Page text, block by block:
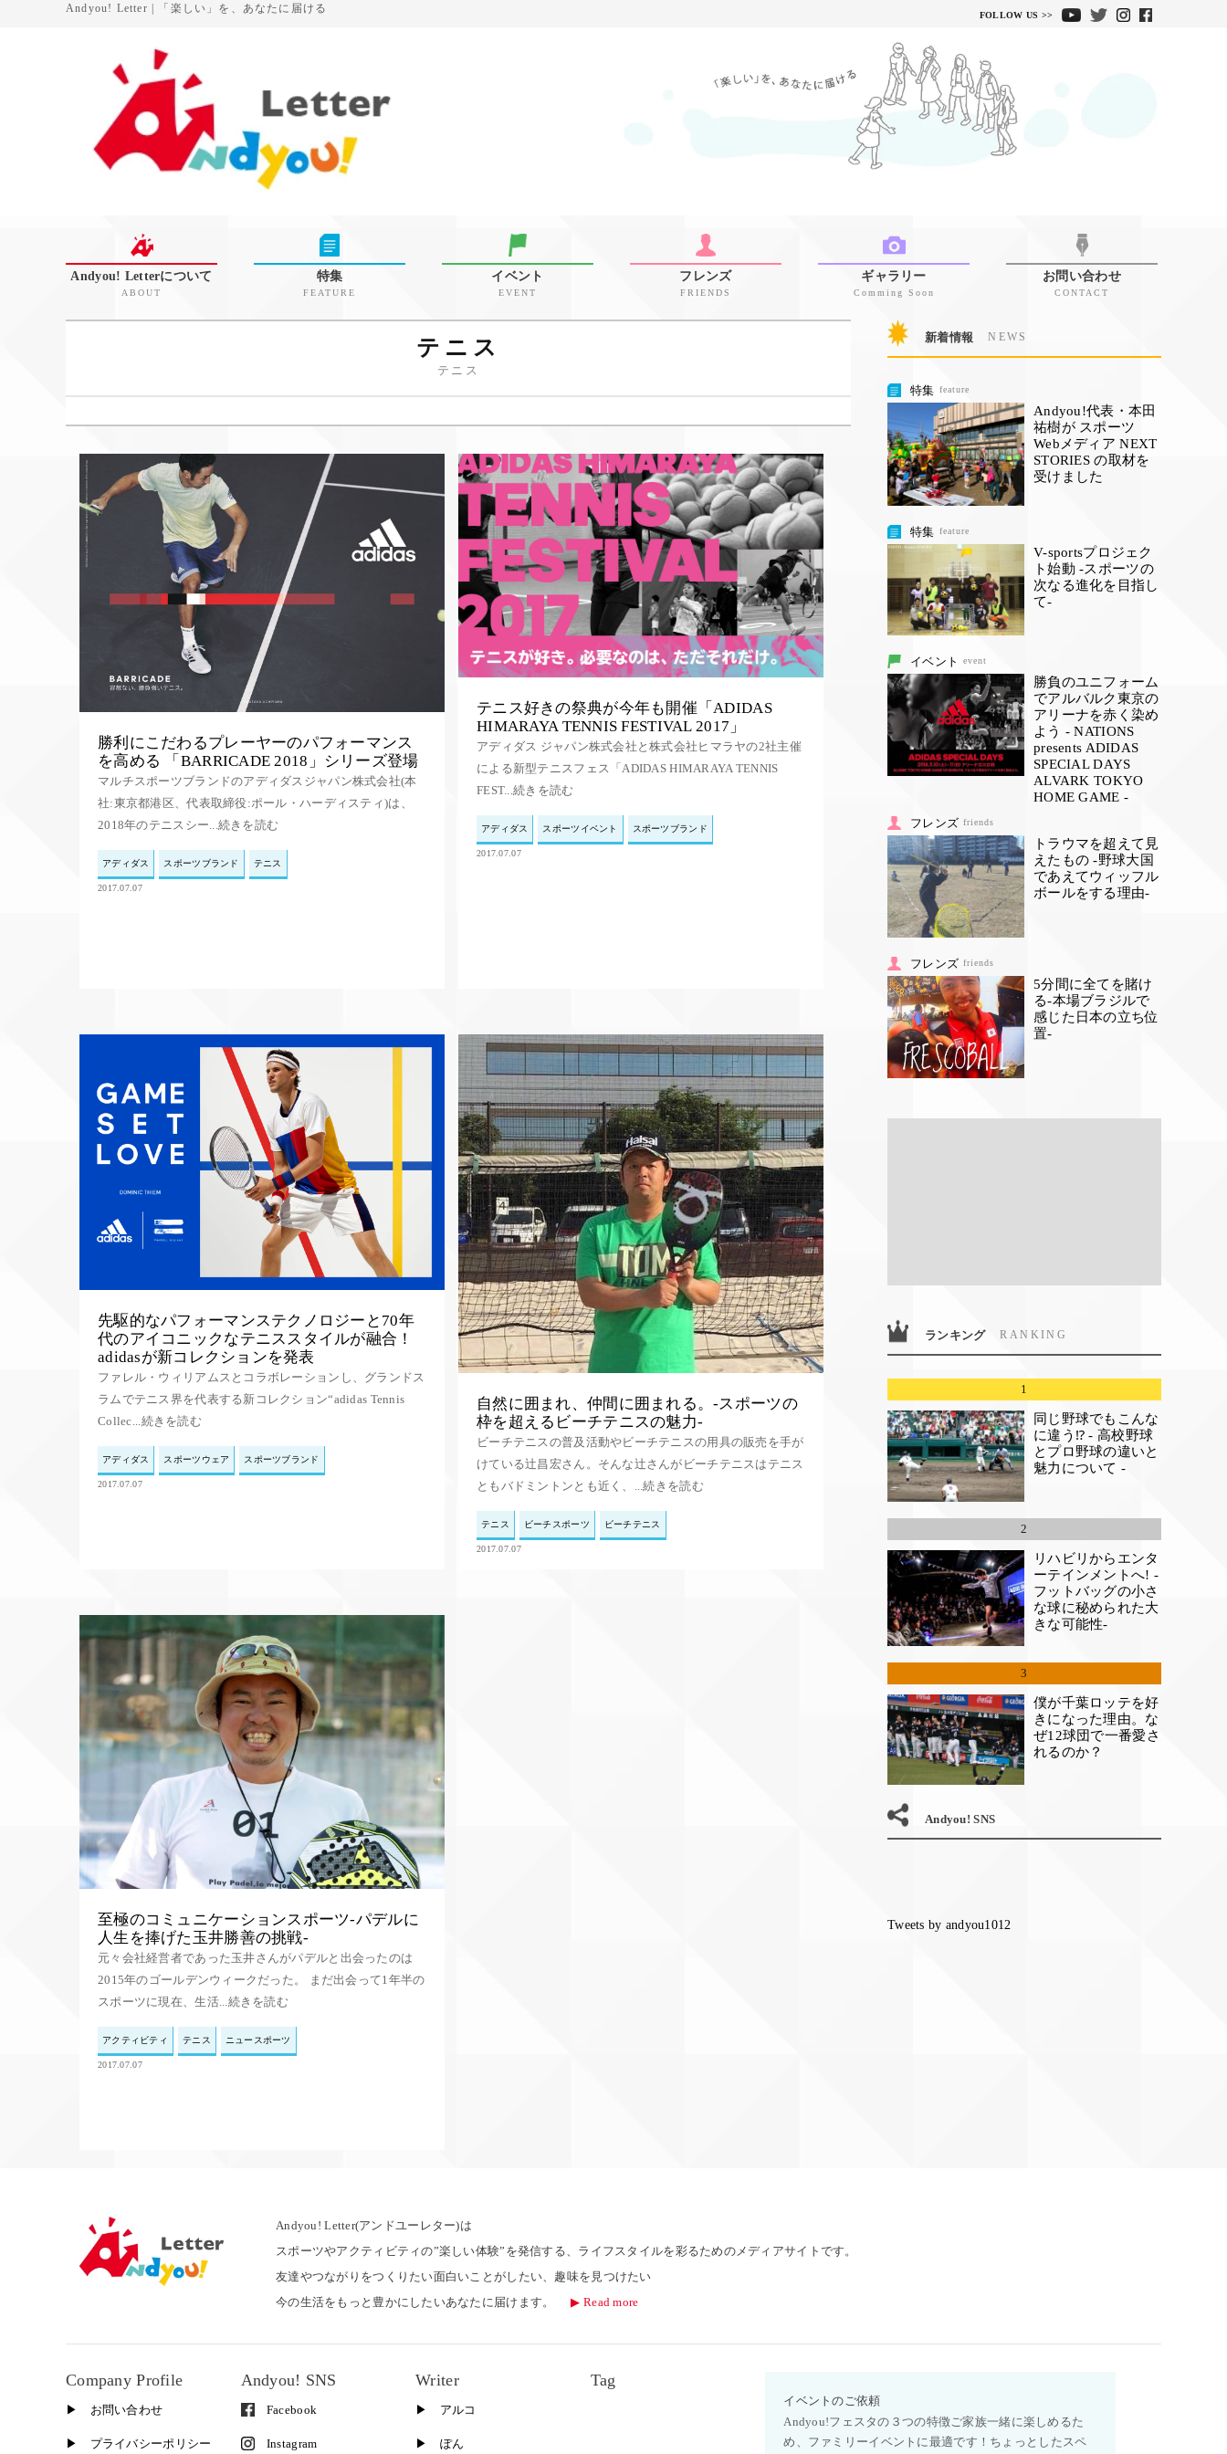
Andyou! Letter | 「楽しい」を、あなたに届ける
FOLLOW US >>
Andyou! Letterについて
ABOUT
特集
FEATURE
イベント
EVENT
フレンズ
FRIENDS
ギャラリー
Comming Soon
お問い合わせ
CONTACT
テニス
テニス
勝利にこだわるプレーヤーのパフォーマンス
を高める 「BARRICADE 2018」シリーズ登場
マルチスポーツブランドのアディダスジャパン株式会社(本
社:東京都港区、代表取締役:ポール・ハーディスティ)は、
2018年のテニスシー...続きを読む
アディダス スポーツブランド テニス
2017.07.07
テニス好きの祭典が今年も開催「ADIDAS
HIMARAYA TENNIS FESTIVAL 2017」
アディダス ジャパン株式会社と株式会社ヒマラヤの2社主催
による新型テニスフェス「ADIDAS HIMARAYA TENNIS
FEST...続きを読む
アディダス スポーツイベント スポーツブランド
2017.07.07
先駆的なパフォーマンステクノロジーと70年
代のアイコニックなテニススタイルが融合！
adidasが新コレクションを発表
ファレル・ウィリアムスとコラボレーションし、グランドス
ラムでテニス界を代表する新コレクション“adidas Tennis
Collec...続きを読む
アディダス スポーツウェア スポーツブランド
2017.07.07
自然に囲まれ、仲間に囲まれる。-スポーツの
枠を超えるビーチテニスの魅力-
ビーチテニスの普及活動やビーチテニスの用具の販売を手が
けている辻昌宏さん。そんな辻さんがビーチテニスはテニス
ともバドミントンとも近く、...続きを読む
テニス ビーチスポーツ ビーチテニス
2017.07.07
至極のコミュニケーションスポーツ-パデルに
人生を捧げた玉井勝善の挑戦-
元々会社経営者であった玉井さんがパデルと出会ったのは
2015年のゴールデンウィークだった。 まだ出会って1年半の
スポーツに現在、生活...続きを読む
アクティビティ テニス ニュースポーツ
2017.07.07
新着情報 NEWS
特集 feature
Andyou!代表・本田
祐樹が スポーツ
Webメディア NEXT
STORIES の取材を
受けました
特集 feature
V-sportsプロジェク
ト始動 -スポーツの
次なる進化を目指し
て-
イベント event
勝負のユニフォーム
でアルバルク東京の
アリーナを赤く染め
よう - NATIONS
presents ADIDAS
SPECIAL DAYS
ALVARK TOKYO
HOME GAME -
フレンズ friends
トラウマを超えて見
えたもの -野球大国
であえてウィッフル
ボールをする理由-
フレンズ friends
5分間に全てを賭け
る-本場ブラジルで
感じた日本の立ち位
置-
ランキング RANKING
1
同じ野球でもこんな
に違う⁉ - 高校野球
とプロ野球の違いと
魅力について -
2
リハビリからエンタ
ーテインメントへ! -
フットバッグの小さ
な球に秘められた大
きな可能性-
3
僕が千葉ロッテを好
きになった理由。な
ぜ12球団で一番愛さ
れるのか？
Andyou! SNS
Tweets by andyou1012
Andyou! Letter(アンドユーレター)は
スポーツやアクティビティの”楽しい体験”を発信する、ライフスタイルを彩るためのメディアサイトです。
友達やつながりをつくりたい面白いことがしたい、趣味を見つけたい
今の生活をもっと豊かにしたいあなたに届けます。
▶︎ Read more
Company Profile
▶︎ お問い合わせ
▶︎ プライバシーポリシー
Andyou! SNS
Facebook
Instagram
Writer
▶︎ アルコ
▶︎ ぽん
Tag
イベントのご依頼
Andyou!フェスタの３つの特徴ご家族一緒に楽しめるた
め、ファミリーイベントに最適です！ちょっとしたスペ